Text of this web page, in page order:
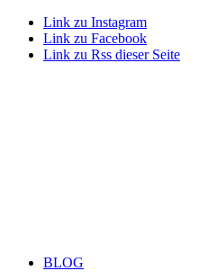
Link zu Instagram
Link zu Facebook
Link zu Rss dieser Seite
BLOG